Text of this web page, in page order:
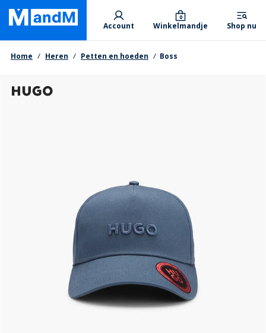
Skip
main
content
Primary departments
Account Winkelmandje
0
Shop nu
Kruimelpad
Home Heren Petten en hoeden Boss